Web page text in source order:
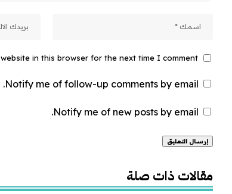
website in this browser for the next time I comment.
Notify me of follow-up comments by email.
Notify me of new posts by email.
مقالات ذات صلة